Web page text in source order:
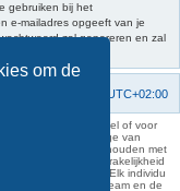
om de
gebruiken bij het
e-mailadres opgeeft van je
zal genereren en zal
UTC+02:00
het even welk nadeel of voor
worden ten gevolge van
verband houden met
van aansprakelijkheid
volledig distantieert. Elk individu
Ook het webteam en de